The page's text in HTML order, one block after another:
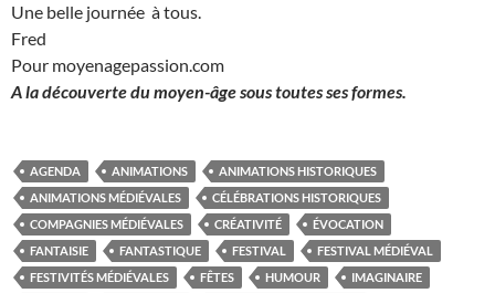
Une belle journée à tous.
Fred
Pour moyenagepassion.com
A la découverte du moyen-âge sous toutes ses formes.
AGENDA ANIMATIONS
ANIMATIONS HISTORIQUES
ANIMATIONS MÉDIÉVALES
CÉLÉBRATIONS HISTORIQUES
COMPAGNIES MÉDIÉVALES
CRÉATIVITÉ
ÉVOCATION
FANTAISIE
FANTASTIQUE FESTIVAL
FESTIVAL MÉDIÉVAL
FESTIVITÉS MÉDIÉVALES
FÊTES HUMOUR
IMAGINAIRE